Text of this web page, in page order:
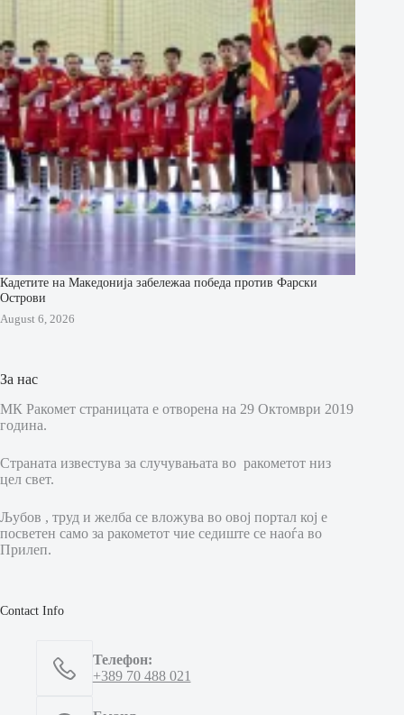
Кадетите на Македонија забележаа победа против Фарски
Острови
August 6, 2026
За нас
МК Ракомет страницата е отворена на 29 Октомври 2019
година.
Страната известува за случувањата во ракометот низ
цел свет.
Љубов , труд и желба се вложува во овој портал кој е
посветен само за ракометот чие седиште се наоѓа во
Прилеп.
Contact Info
Телефон:
+389 70 488 021